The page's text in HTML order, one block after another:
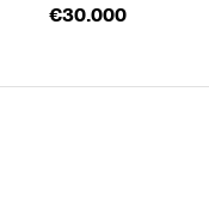
€30.000